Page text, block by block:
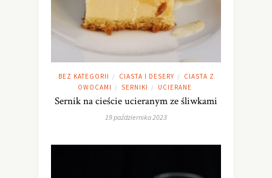
BEZ KATEGORII / CIASTA I DESERY /
CIASTA Z
OWOCAMI
/ SERNIKI / UCIERANE
Sernik na cieście ucieranym ze śliwkami
19 października 2023